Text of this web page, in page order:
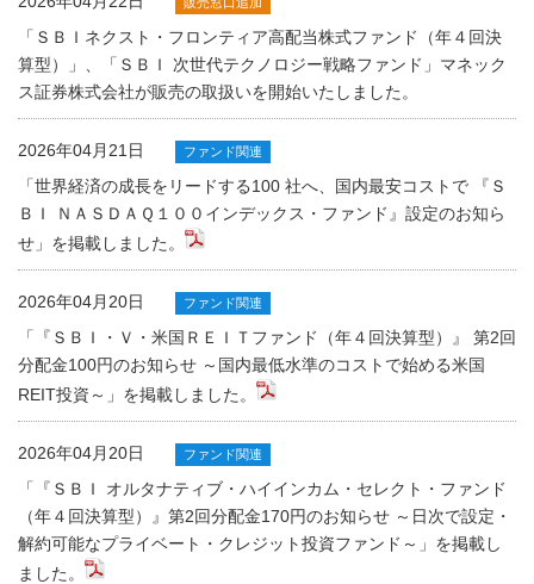
「ＳＢＩネクスト・フロンティア高配当株式ファンド（年４回決
算型）」、「ＳＢＩ 次世代テクノロジー戦略ファンド」マネック
ス証券株式会社が販売の取扱いを開始いたしました。
2026年04月21日 ファンド関連
「世界経済の成長をリードする100 社へ、国内最安コストで 『Ｓ
ＢＩ ＮＡＳＤＡＱ１００インデックス・ファンド』設定のお知ら
せ」を掲載しました。
2026年04月20日 ファンド関連
「『ＳＢＩ・Ｖ・米国ＲＥＩＴファンド（年４回決算型）』 第2回
分配金100円のお知らせ ～国内最低水準のコストで始める米国
REIT投資～」を掲載しました。
2026年04月20日 ファンド関連
「『ＳＢＩ オルタナティブ・ハイインカム・セレクト・ファンド
（年４回決算型）』第2回分配金170円のお知らせ ～日次で設定・
解約可能なプライベート・クレジット投資ファンド～」を掲載し
ました。